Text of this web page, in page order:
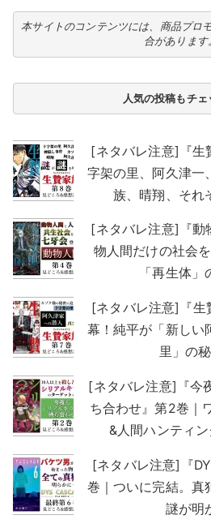
本サイトのコンテンツには、商品プロ
合があります
人気の投稿もチェ
[ネタバレ注意]『生
字架の里、阿久津一
族、晴翔、それ
[ネタバレ注意]『動
物人間だけの社会
「再生体」
[ネタバレ注意]『生
幕！純平が「新しい
里」の
[ネタバレ注意]『今
ち合わせ』第2巻｜
&人間ハンティ
[ネタバレ注意]『
巻｜ついに完結。真
謎が明